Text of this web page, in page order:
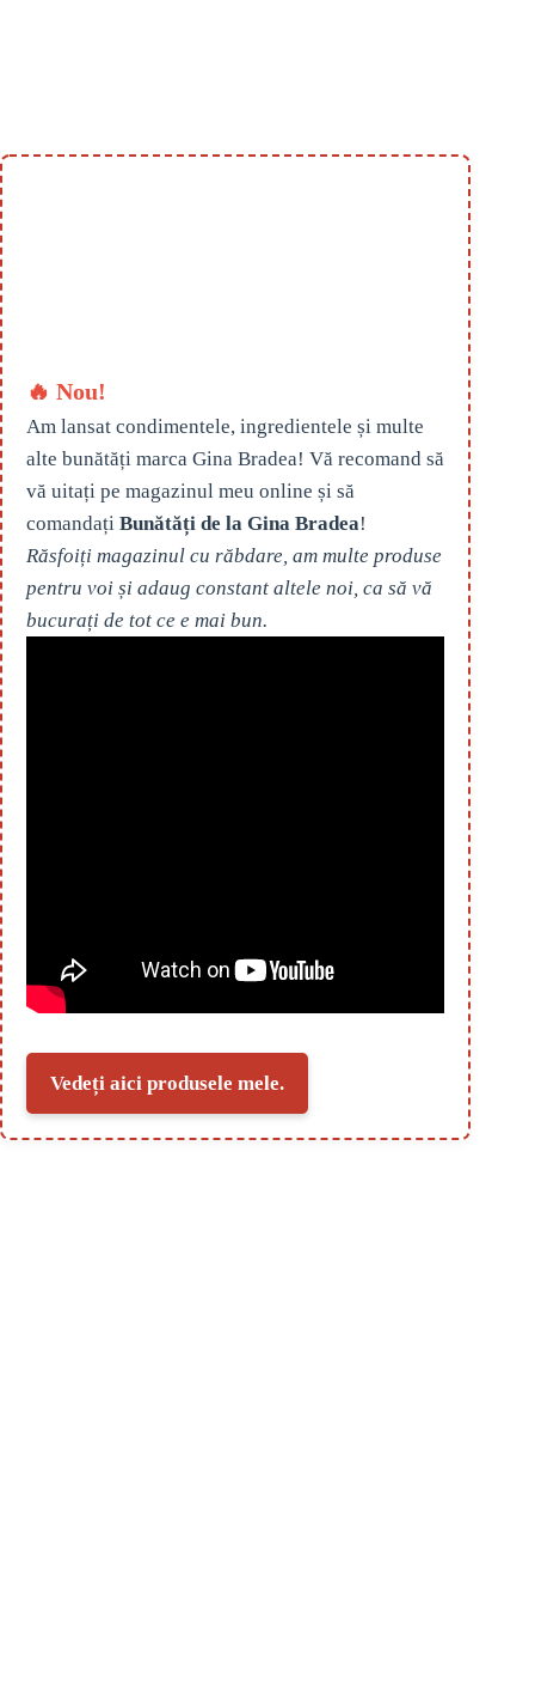
🔥 Nou!
Am lansat condimentele, ingredientele și multe
alte bunătăți marca Gina Bradea! Vă recomand să
vă uitați pe magazinul meu online și să
comandați Bunătăți de la Gina Bradea!
Răsfoiți magazinul cu răbdare, am multe produse
pentru voi și adaug constant altele noi, ca să vă
bucurați de tot ce e mai bun.
Vedeți aici produsele mele.